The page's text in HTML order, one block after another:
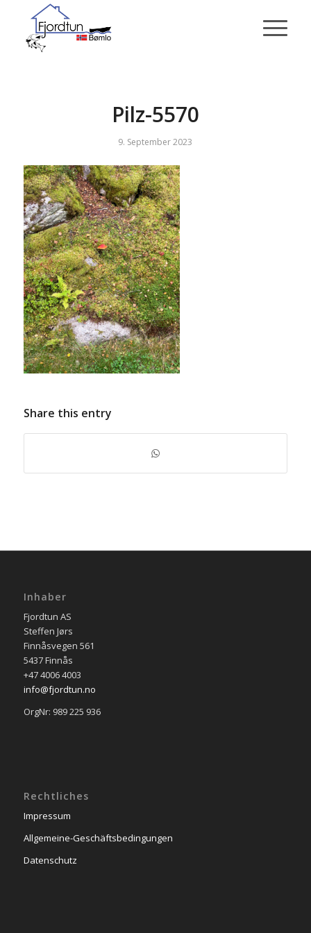
Pilz-5570
9. September 2023
Share this entry
Inhaber
Fjordtun AS
Steffen Jørs
Finnåsvegen 561
5437 Finnås
+47 4006 4003
info@fjordtun.no
OrgNr: 989 225 936
Rechtliches
Impressum
Allgemeine-Geschäftsbedingungen
Datenschutz